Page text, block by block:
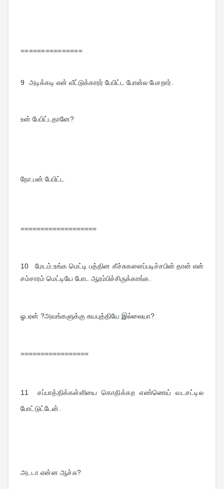
===============
9 அடிக்கடி என் வீட்டுக்காரர் பேபிட்ட போன்ல பேசறார்.
உன் பேபிட்டதானே?
நோ.பன் பேபிட்ட
===================
10 மேடம்.உங்க மெட்டி பத்தின கீச்சுகளைப்படிச்சபின் தான் என்
சம்சாரம் மெட்டியே போட ஆரம்பிச்சிருக்காங்க.
ஓ.ஏன் ?அவங்களுக்கு சுயபுத்தியே இல்லையா?
=================
11 சப்பாத்திக்கள்ளியை கொதிக்கற எண்ணெய் வடசட்டில
போட்டுட்டேன்.
அடடா என்ன ஆச்சு?